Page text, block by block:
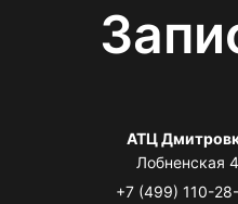
АТЦ
Лобненская 4
+7 (499) 110-